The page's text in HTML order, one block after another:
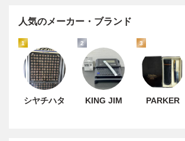
人気のメーカー・ブランド
1
シヤチハタ
2
KING JIM
3
PARKER